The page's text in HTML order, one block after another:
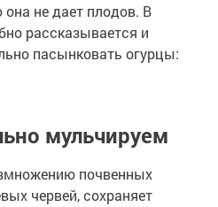
она не дает плодов. В
рассказывается и
пасынковать огурцы:
мульчируем
почвeнных
чeрвей, сохраняeт